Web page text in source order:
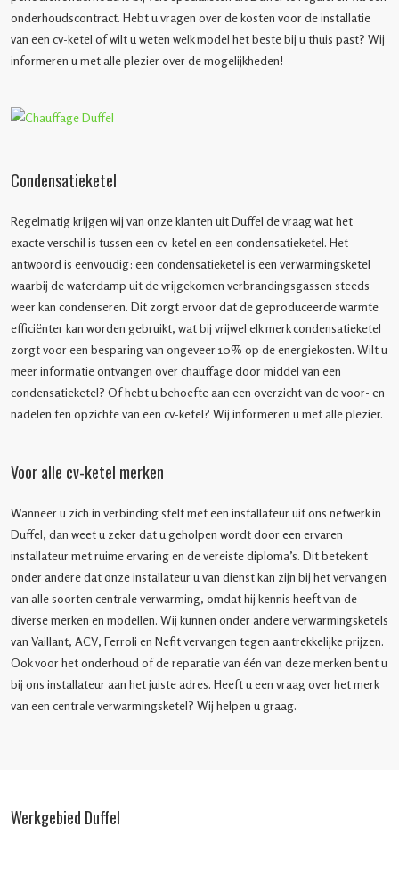
onderhoudscontract. Hebt u vragen over de kosten voor de installatie
van een cv-ketel of wilt u weten welk model het beste bij u thuis past? Wij
informeren u met alle plezier over de mogelijkheden!
Condensatieketel
Regelmatig krijgen wij van onze klanten uit Duffel de vraag wat het
exacte verschil is tussen een cv-ketel en een condensatieketel. Het
antwoord is eenvoudig: een condensatieketel is een verwarmingsketel
waarbij de waterdamp uit de vrijgekomen verbrandingsgassen steeds
weer kan condenseren. Dit zorgt ervoor dat de geproduceerde warmte
efficiënter kan worden gebruikt, wat bij vrijwel elk merk condensatieketel
zorgt voor een besparing van ongeveer 10% op de energiekosten. Wilt u
meer informatie ontvangen over chauffage door middel van een
condensatieketel? Of hebt u behoefte aan een overzicht van de voor- en
nadelen ten opzichte van een cv-ketel? Wij informeren u met alle plezier.
Voor alle cv-ketel merken
Wanneer u zich in verbinding stelt met een installateur uit ons netwerk in
Duffel, dan weet u zeker dat u geholpen wordt door een ervaren
installateur met ruime ervaring en de vereiste diploma’s. Dit betekent
onder andere dat onze installateur u van dienst kan zijn bij het vervangen
van alle soorten centrale verwarming, omdat hij kennis heeft van de
diverse merken en modellen. Wij kunnen onder andere verwarmingsketels
van Vaillant, ACV, Ferroli en Nefit vervangen tegen aantrekkelijke prijzen.
Ook voor het onderhoud of de reparatie van één van deze merken bent u
bij ons installateur aan het juiste adres. Heeft u een vraag over het merk
van een centrale verwarmingsketel? Wij helpen u graag.
Werkgebied Duffel